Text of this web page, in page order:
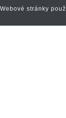
Webové stránky